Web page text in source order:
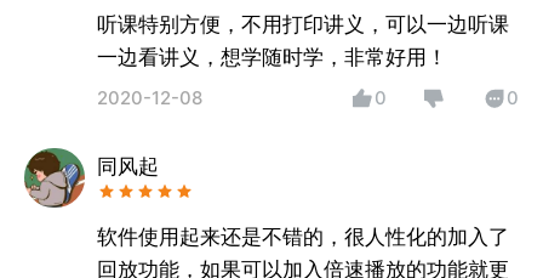
听课特别方便，不用打印讲义，可以一边听课
一边看讲义，想学随时学，非常好用！
2020-12-08 0 0
同风起
软件使用起来还是不错的，很人性化的加入了
回放功能，如果可以加入倍速播放的功能就更